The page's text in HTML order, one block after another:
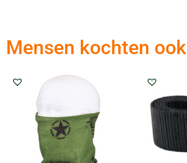
Mensen kochten ook